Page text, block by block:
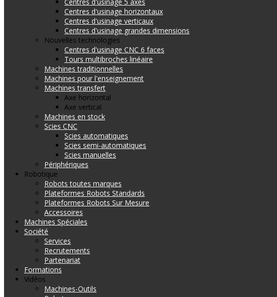
Centres d'usinage 5 axes
Centres d'usinage horizontaux
Centres d'usinage verticaux
Centres d'usinage grandes dimensions
Nouvelles technologies
Centres d'usinage CNC 6 faces
Tours multibroches linéaire
Machines traditionnelles
Machines pour l'enseignement
Machines transfert
Axe horizontal
Axe vertical
Machines en stock
Scies CNC
Scies automatiques
Scies semi-automatiques
Scies manuelles
Périphériques
Robotique
Robots toutes marques
Plateformes Robots Standards
Plateformes Robots Sur Mesure
Accessoires
Machines Spéciales
Société
Services
Recrutements
Partenariat
Formations
Vidéos
Machines-Outils